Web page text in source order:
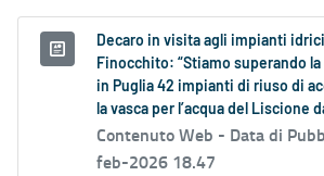
Decaro in visita agli impianti
Finocchito: “Stiamo superando
in Puglia 42 impianti di riuso di
la vasca per l’acqua del Liscione
Contenuto Web - Data di
feb-2026 18.47